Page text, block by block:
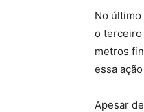
No último
o terceiro
metros
essa
Apesar